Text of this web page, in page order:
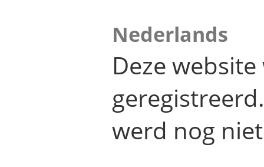
Nederlands
Deze
werd nog